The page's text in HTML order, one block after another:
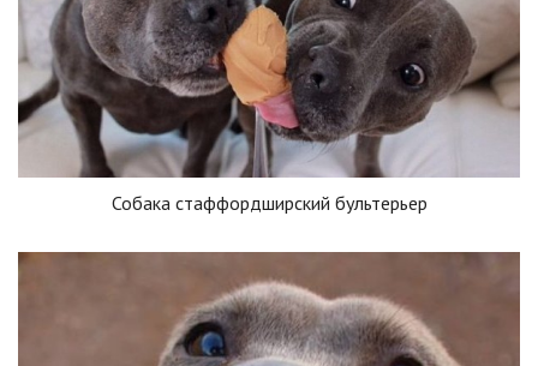
Собака стаффордширский бультерьер